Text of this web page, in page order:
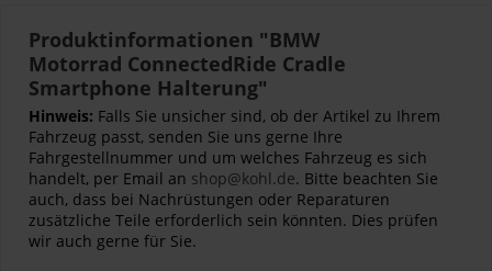
Produktinformationen "BMW
Motorrad ConnectedRide Cradle
Smartphone Halterung"
Hinweis: Falls Sie unsicher sind, ob der Artikel zu Ihrem
Fahrzeug passt, senden Sie uns gerne Ihre
Fahrgestellnummer und um welches Fahrzeug es sich
handelt, per Email an shop@kohl.de. Bitte beachten Sie
auch, dass bei Nachrüstungen oder Reparaturen
zusätzliche Teile erforderlich sein könnten. Dies prüfen
wir auch gerne für Sie.